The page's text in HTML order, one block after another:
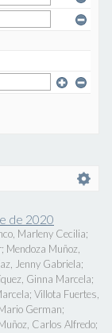
de 2020
Marleny Cecilia;
; Mendoza Muñoz,
Jenny Gabriela;
Ginna Marcela;
; Villota Fuertes,
German;
Carlos Alfredo;